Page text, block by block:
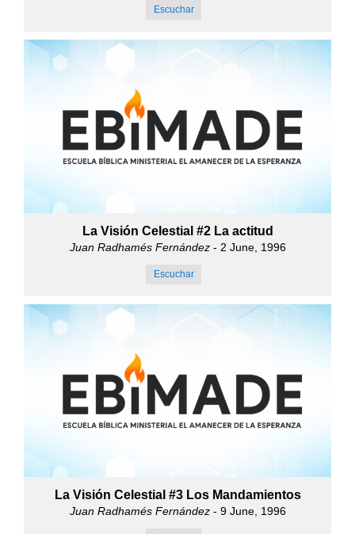
Escuchar
La Visión Celestial #2 La actitud
Juan Radhamés Fernández- 2 June, 1996
Escuchar
La Visión Celestial #3 Los Mandamientos
Juan Radhamés Fernández- 9 June, 1996